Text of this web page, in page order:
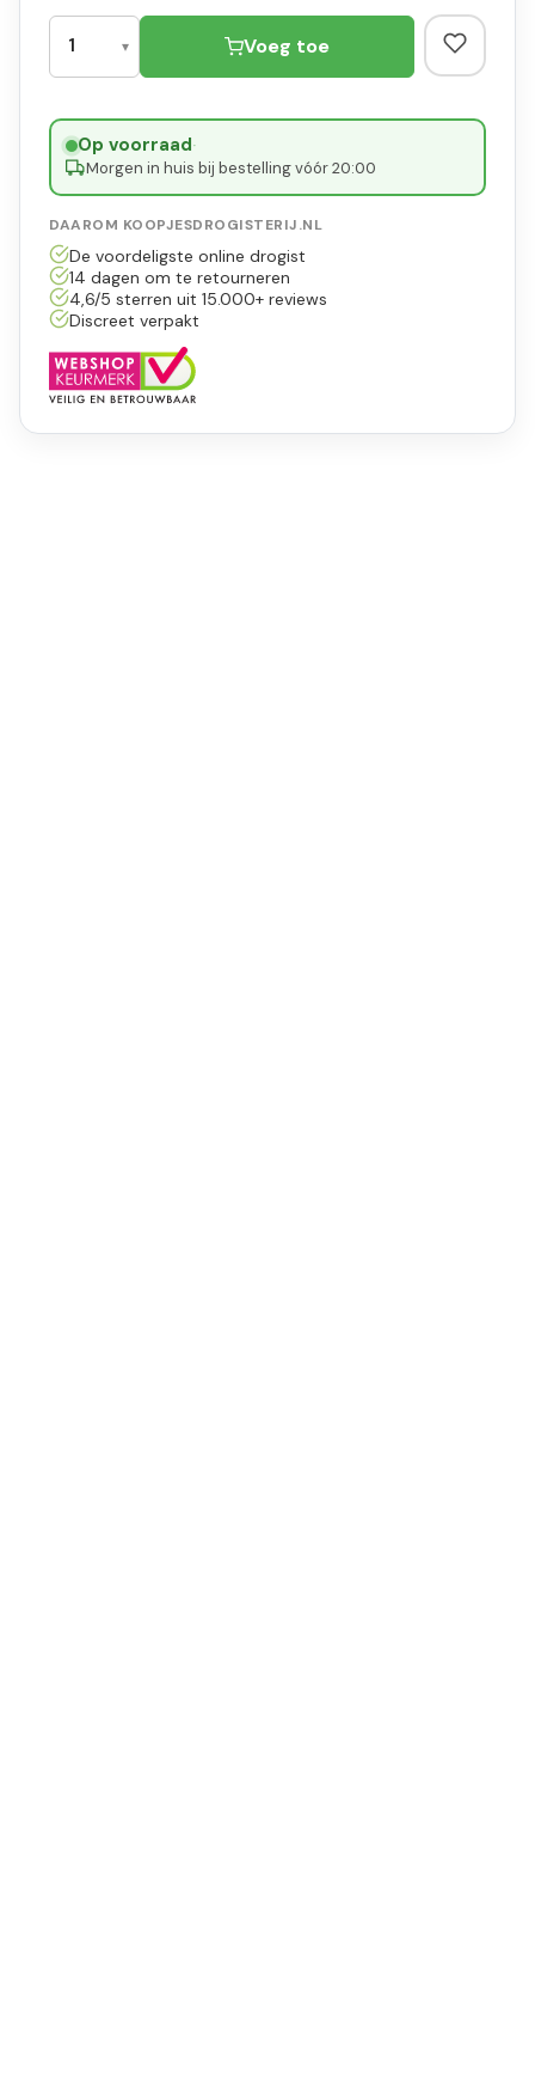
Voeg toe
Op voorraad·
Morgen in huis bij bestelling vóór 20:00
DAAROM KOOPJESDROGISTERIJ.NL
De voordeligste online drogist
14 dagen om te retourneren
4,6/5 sterren uit 15.000+ reviews
Discreet verpakt